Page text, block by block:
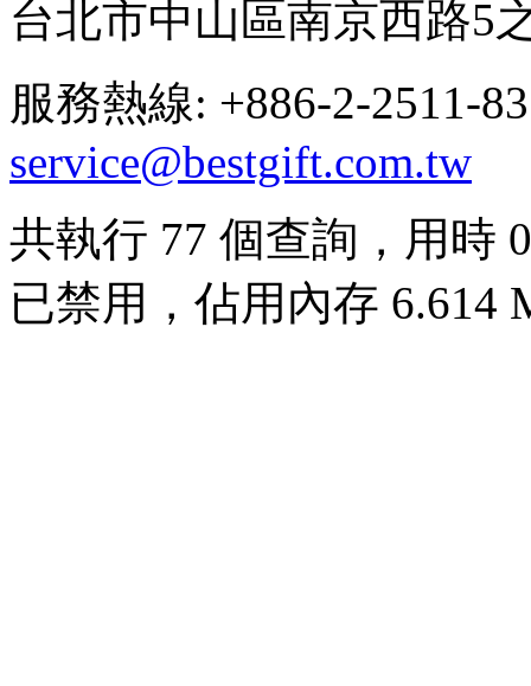
台北市中山區南京西路5
服務熱線: +886-2-
service@bestgift.com.tw
共執行 77 個查詢，用時
已禁用，佔用內存 6.614